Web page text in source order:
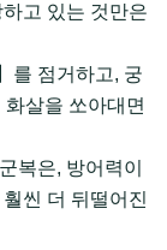
고 있는 것만은
를 점거하고, 궁
살을 쏘아대면
복은, 방어력이
씬 더 뒤떨어진